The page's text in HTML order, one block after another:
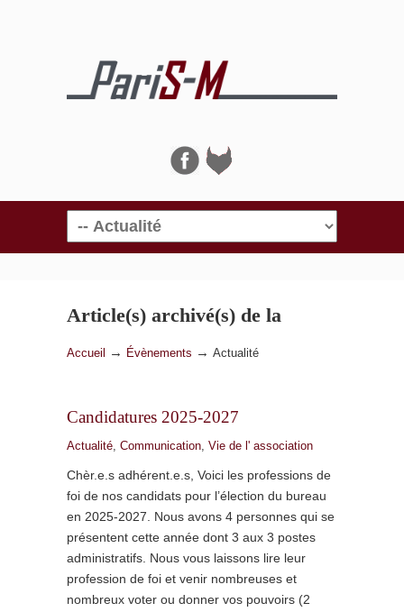
Navigation
Article(s) archivé(s) de la
catégorieActualité
Accueil → Évènements → Actualité
Candidatures 2025-2027
Actualité, Communication, Vie de l' association
Chèr.e.s adhérent.e.s, Voici les professions de
foi de nos candidats pour l’élection du bureau
en 2025-2027. Nous avons 4 personnes qui se
présentent cette année dont 3 aux 3 postes
administratifs. Nous vous laissons lire leur
profession de foi et venir nombreuses et
nombreux voter ou donner vos pouvoirs (2